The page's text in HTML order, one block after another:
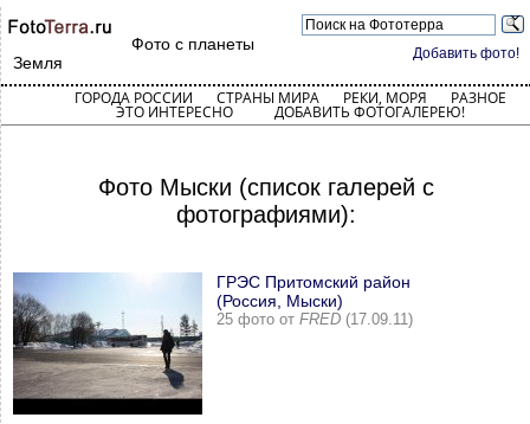
Добавить фото!
Фото с планеты
Земля
ГОРОДА РОССИИ СТРАНЫ МИРА РЕКИ, МОРЯ РАЗНОЕ
ЭТО ИНТЕРЕСНО ДОБАВИТЬ ФОТОГАЛЕРЕЮ!
Фото Мыски (список галерей с
фотографиями):
ГРЭС Притомский район
(Россия, Мыски)
25 фото от FRED (17.09.11)